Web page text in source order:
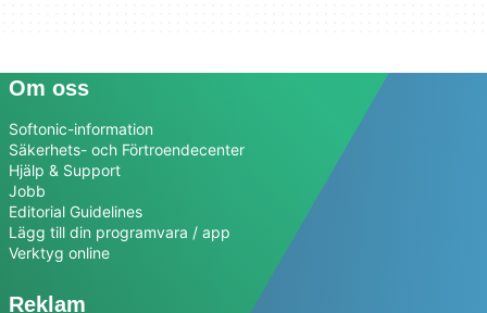
Om oss
Softonic-information
Säkerhets- och Förtroendecenter
Hjälp & Support
Jobb
Editorial Guidelines
Lägg till din programvara / app
Verktyg online
Reklam